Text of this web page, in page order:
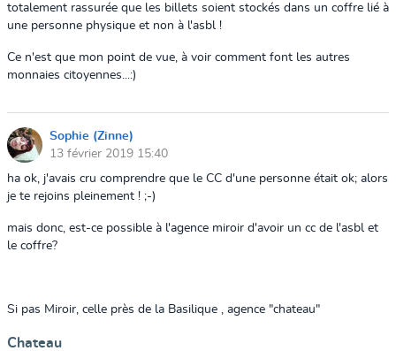
totalement rassurée que les billets soient stockés dans un coffre lié à
une personne physique et non à l'asbl !
Ce n'est que mon point de vue, à voir comment font les autres
monnaies citoyennes...:)
Sophie (Zinne)
13 février 2019 15:40
ha ok, j'avais cru comprendre que le CC d'une personne était ok; alors
je te rejoins pleinement ! ;-)
mais donc, est-ce possible à l'agence miroir d'avoir un cc de l'asbl et
le coffre?
Si pas Miroir, celle près de la Basilique , agence "chateau"
Chateau